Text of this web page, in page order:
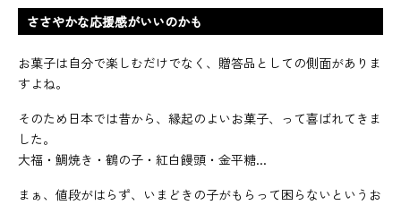
ささやかな応援感がいいのかも
お菓子は自分で楽しむだけでなく、贈答品としての側面がありま
すよね。
そのため日本では昔から、縁起のよいお菓子、って喜ばれてきま
した。
大福・鯛焼き・鶴の子・紅白饅頭・金平糖...
まぁ、値段がはらず、いまどきの子がもらって困らないというお